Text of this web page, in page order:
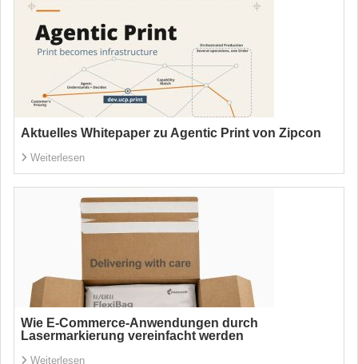
Aktuelles Whitepaper zu Agentic Print von Zipcon
Weiterlesen
Wie E-Commerce-Anwendungen durch
Lasermarkierung vereinfacht werden
Weiterlesen